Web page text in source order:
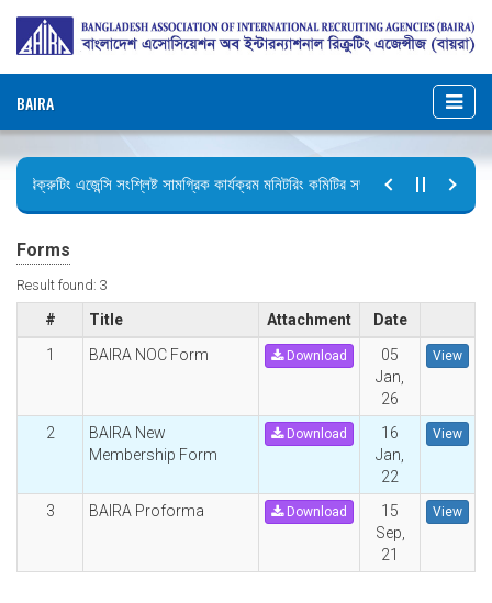
BAIRA
রিক্রুটিং এজেন্সি সংশ্লিষ্ট সামগ্রিক কার্যক্রম মনিটরিং কমিটির সভার কার্যবিবরণী প্রেরণ।
Forms
Result found: 3
# Title Attachment
Date
1
BAIRA NOC Form Download
05
Jan,
26
View
2
BAIRA New
Membership Form
Download
16
Jan,
22
View
3 BAIRA Proforma Download
15
Sep,
21
View